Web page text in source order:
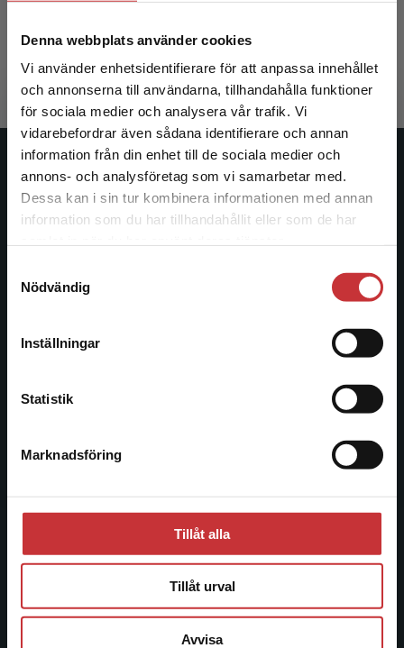
Denna webbplats använder cookies
Vi använder enhetsidentifierare för att anpassa innehållet
och annonserna till användarna, tillhandahålla funktioner
för sociala medier och analysera vår trafik. Vi
vidarebefordrar även sådana identifierare och annan
information från din enhet till de sociala medier och
annons- och analysföretag som vi samarbetar med.
Dessa kan i sin tur kombinera informationen med annan
information som du har tillhandahållit eller som de har
Nödvändig
Inställningar
Statistik
Marknadsföring
Tillåt alla
Tillåt urval
Avvisa
Begränsad fraktregion
Det verkar som att du besöker
studentlitteratur.se via en enhet utanför Sverige.
Vi erbjuder inte leveranser utanför Sverige. För
att kunna slutföra ett köp måste
378 krinkl. moms
Exkl. moms: 357 kr
Studentlitteratur
Studentlitteratur grundades 1963 och är idag Sveriges
informationstjänster i utbudet, finns Studentlitteratur med
Kontakta oss
Kontakta oss
Postadress:
221 00 Lund
Besöksadress:
Åkergränden 1